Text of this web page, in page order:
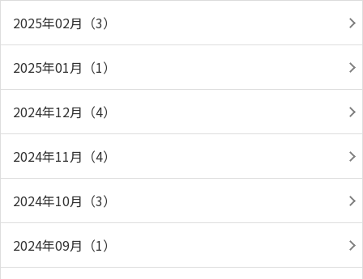
2025年02月（3）
2025年01月（1）
2024年12月（4）
2024年11月（4）
2024年10月（3）
2024年09月（1）